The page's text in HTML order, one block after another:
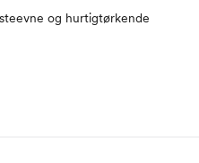
og hurtigtørkende